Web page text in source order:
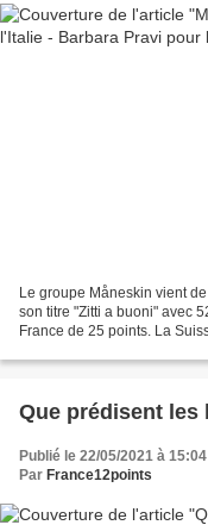
Le groupe Måneskin vient
son titre "Zitti a buoni" avec
France de 25 points. La
Que prédisent les
Publié le 22/05/2021 à 15:04
Par France12points